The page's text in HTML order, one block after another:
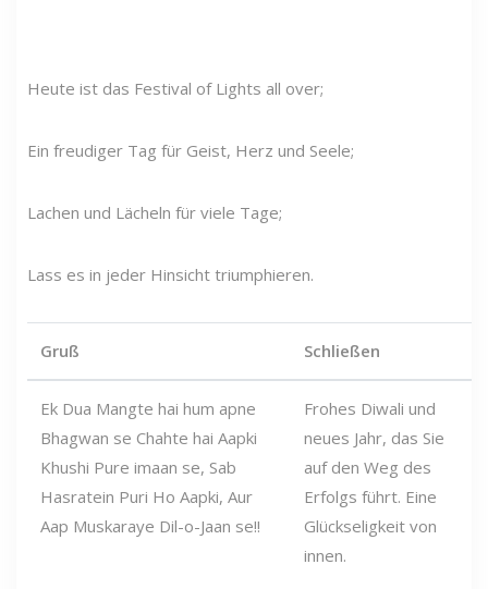
Heute ist das Festival of Lights all over;
Ein freudiger Tag für Geist, Herz und Seele;
Lachen und Lächeln für viele Tage;
Lass es in jeder Hinsicht triumphieren.
Gruß Schließen
Ek Dua Mangte hai hum apne
Bhagwan se Chahte hai Aapki
Khushi Pure imaan se, Sab
Hasratein Puri Ho Aapki, Aur
Aap Muskaraye Dil-o-Jaan se!!
Frohes Diwali und
neues Jahr, das Sie
auf den Weg des
Erfolgs führt. Eine
Glückseligkeit von
innen.